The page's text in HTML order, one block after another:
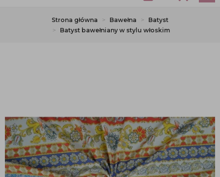
Strona główna Bawełna
Batyst
Batyst bawełniany w stylu włoskim